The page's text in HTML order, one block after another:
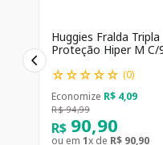
Huggies Fralda Tripla
Proteção Hiper M C/
☆☆☆☆☆ (0)
Economize R$ 4,09
R$ 94,99
R$ 90,90
ou em 1x de R$ 90,90